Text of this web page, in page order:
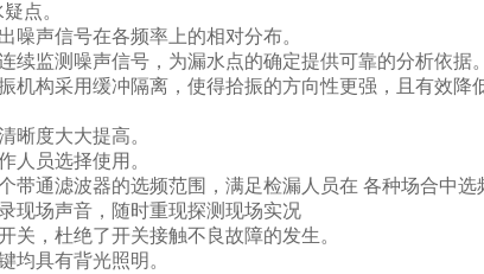
点。
噪声信号在各频率上的相对分布。
监测噪声信号，为漏水点的确定提供可靠的分析依据。
机构采用缓冲隔离，使得拾振的方向性更强，且有效降
晰度大大提高。
人员选择使用。
带通滤波器的选频范围，满足检漏人员在 各种场合中选
现场声音，随时重现探测现场实况
关，杜绝了开关接触不良故障的发生。
均具有背光照明。